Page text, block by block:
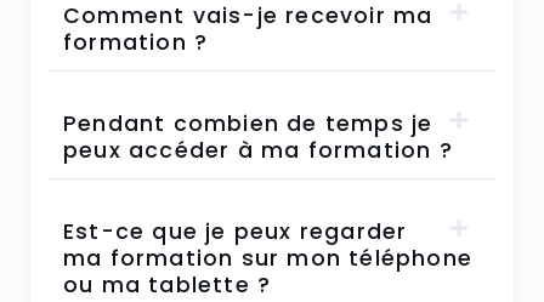
Comment vais-je recevoir ma
formation ?
Pendant combien de temps je
peux accéder à ma formation ?
Est-ce que je peux regarder
ma formation sur mon téléphone
ou ma tablette ?